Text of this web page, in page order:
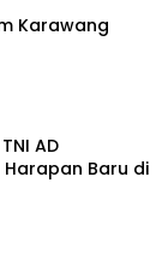
Karawang
AD
Baru di